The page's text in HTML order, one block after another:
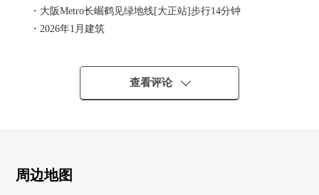
・大阪Metro长崛鹤见绿地线[大正站]步行14分钟
・2026年1月建筑
・3层楼(屋顶有阳台)
・有车库空白(尺寸限制有)
・浴室有浴室干燥暖气时机，再加热功能，TV
查看评论
周边地图